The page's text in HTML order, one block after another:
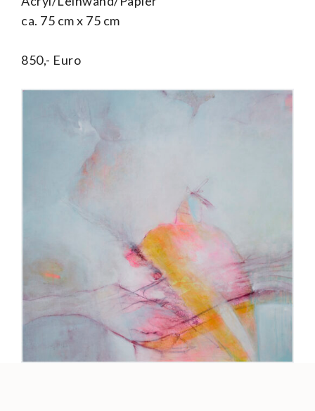
ca. 75 cm x 75 cm
850,- Euro